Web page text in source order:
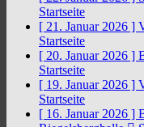
Startseite
[ 21. Januar 2026 ]
Startseite
[ 20. Januar 2026 ]
Startseite
[ 19. Januar 2026 ]
Startseite
[ 16. Januar 2026 ]